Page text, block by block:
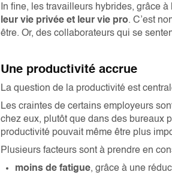
In fine, les travailleurs hybrides, grâce
leur vie privée et leur vie pro. C’est
être. Or, des collaborateurs qui se
Une productivité accrue
La question de la productivité est
Les craintes de certains employeurs
chez eux, plutôt que dans des bureaux
productivité pouvait même être plus
Plusieurs facteurs sont à prendre en
moins de fatigue, grâce à une